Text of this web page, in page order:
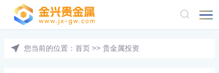
您当前的位置： 首页 >> 贵金属投资